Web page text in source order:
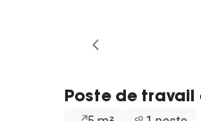
Poste de